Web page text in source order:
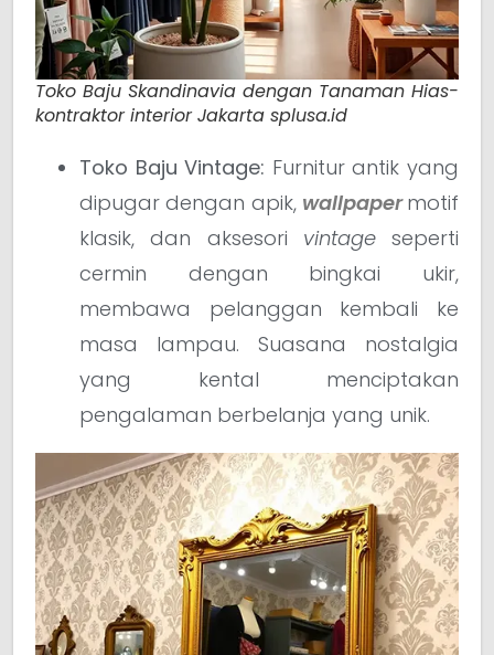
Toko Baju Skandinavia dengan Tanaman Hias-
kontraktor interior Jakarta splusa.id
Toko Baju Vintage: Furnitur antik yang
dipugar dengan apik, wallpaper motif
klasik, dan aksesori vintageseperti
cermin dengan bingkai ukir,
membawa pelanggan kembali ke
masa lampau. Suasana nostalgia
yang kental menciptakan
pengalaman berbelanja yang unik.